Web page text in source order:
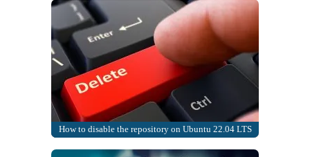
How to disable the repository on Ubuntu 22.04 LTS